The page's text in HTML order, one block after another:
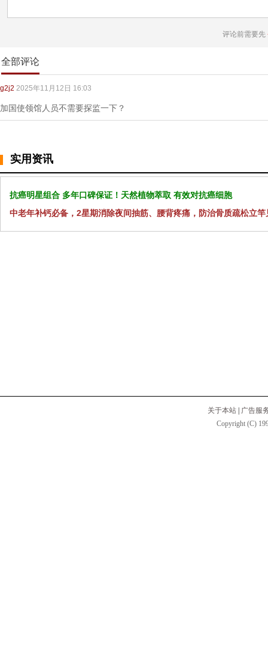
评论前需要先
全部评论
g2j2 2025年11月12日 16:03
加国使领馆人员不需要探监一下？
实用资讯
抗癌明星组合 多年口碑保证！天然植物萃取 有效对抗癌细胞
中老年补钙必备，2星期消除夜间抽筋、腰背疼痛，防治骨质疏松立竿
关于本站
广告服
Copyright (C)